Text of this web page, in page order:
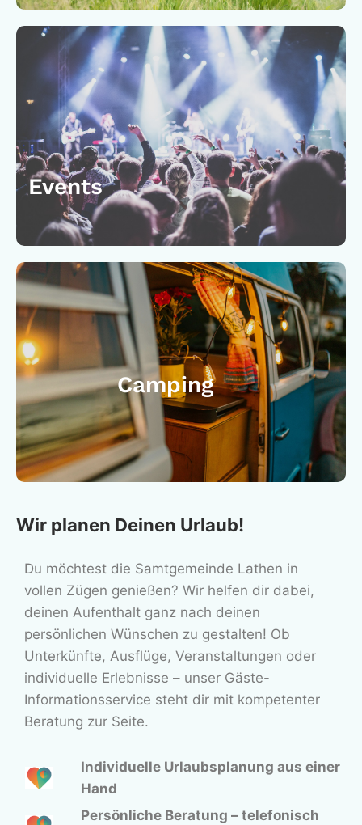
Events
Camping
Wir planen Deinen Urlaub!
Du möchtest die Samtgemeinde Lathen in
vollen Zügen genießen? Wir helfen dir dabei,
deinen Aufenthalt ganz nach deinen
persönlichen Wünschen zu gestalten! Ob
Unterkünfte, Ausflüge, Veranstaltungen oder
individuelle Erlebnisse – unser Gäste-
Informationsservice steht dir mit kompetenter
Beratung zur Seite.
Individuelle Urlaubsplanung aus einer
Hand
Persönliche Beratung – telefonisch